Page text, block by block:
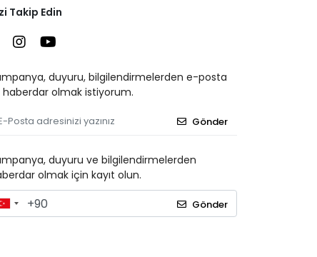
Takip Edin
duyuru, bilgilendirmelerden e-posta
haberdar olmak istiyorum.
Gönder
duyuru ve bilgilendirmelerden
olmak için kayıt olun.
Gönder